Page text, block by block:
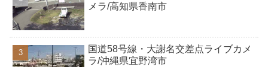
メラ/高知県香南市
国道58号線・大謝名交差点ライブカメ
ラ/沖縄県宜野湾市